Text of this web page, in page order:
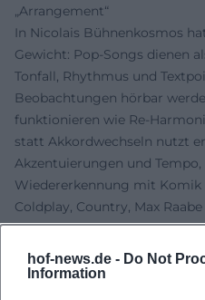
hof-news.de - Do Not
Information
„Arrangement“
In Nicolais Bühnenkosmos
Gewicht: Pop-Songs dienen
Tonfall, Rhythmus und
Beobachtungen hörbar
funktionieren wie Re-
statt Akkordwechseln nutzt
Akzentuierungen und
Wiedererkennung mit Komik
Coldplay, Country, Max
Performances spielen mit
bruchlos und erzeugen dabei
Produktion, in der